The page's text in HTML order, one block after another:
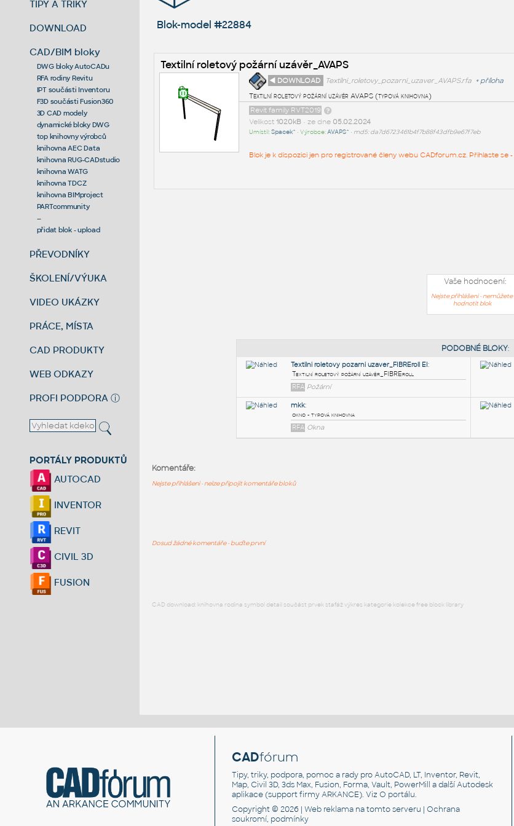
TIPY A TRIKY
DOWNLOAD
CAD/BIM bloky
DWG bloky AutoCADu
RFA rodiny Revitu
IPT součásti Inventoru
F3D součásti Fusion360
3D CAD modely
dynamické bloky DWG
top knihovny výrobců
knihovna AEC Data
knihovna RUG-CADstudio
knihovna WATG
knihovna TDCZ
knihovna BIMproject
PARTcommunity
--
přidat blok - upload
PŘEVODNÍKY
ŠKOLENÍ/VÝUKA
VIDEO UKÁZKY
PRÁCE, MÍSTA
CAD PRODUKTY
WEB ODKAZY
PROFI PODPORA ⓘ
PORTÁLY PRODUKTŮ
AUTOCAD
INVENTOR
REVIT
CIVIL 3D
FUSION
Blok-model #22884
Textilní roletový požární uzávěr_AVAPS
◄ DOWNLOAD Textilni_roletovy_pozarni_uzaver_AVAPS.rfa + příloha
Textilní roletový požární uzávěr AVAPS (typová knihovna)
Revit family RVT2019
Velikost 1020kB• ze dne 05.02.2024
Umístil:Spacek^ • Výrobce:AVAPS^ • md5: da7d6723461b4f7b88f43dfb9e67f7eb
Blok je k dispozici jen pro registrované členy webu CADforum.cz. Přihlaste se -
Vaše hodnocení:
Nejste přihlášeni - nemůžete
hodnotit blok
Komentáře:
Nejste přihlášeni - nelze připojit komentáře bloků
Dosud žádné komentáře - buďte první
CAD download: knihovna rodina symbol detail součást prvek stafáž výkres kategorie kolekce free block library
CADfórum
Tipy, triky, podpora, pomoc a rady pro AutoCAD, LT, Inventor, Revit,
Map, Civil 3D, 3ds Max, Fusion, Forma, Vault, PowerMill a další Autodesk
aplikace (support firmy ARKANCE). VizO portálu.
Copyright © 2026 |Web reklama na tomto serveru |Ochrana
soukromí, podmínky